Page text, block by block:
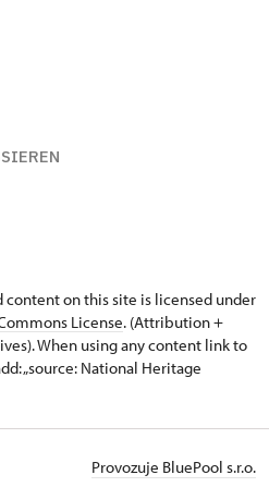
on this site is licensed under
License. (Attribution +
When using any content link to
„source: National Heritage
Provozuje BluePool s.r.o.